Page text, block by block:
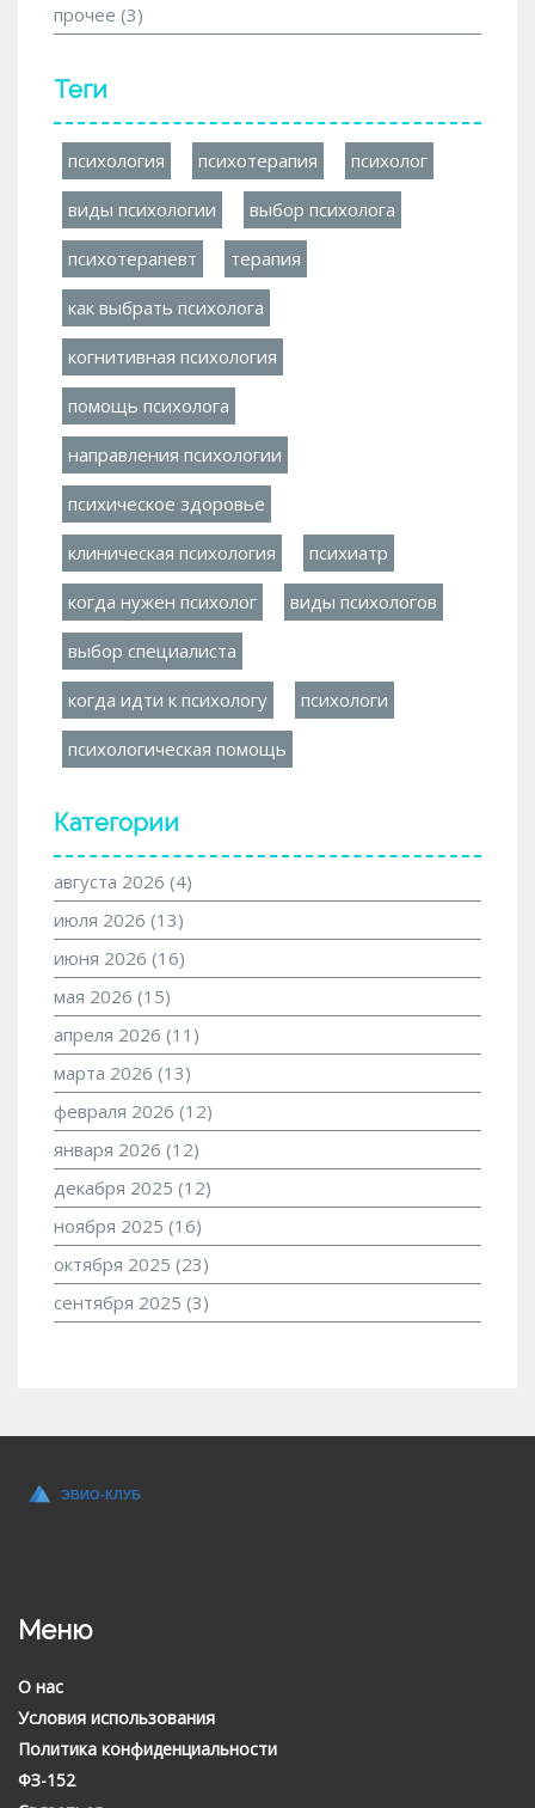
прочее (3)
Теги
психология психотерапия психолог
виды психологии выбор психолога
психотерапевт терапия
как выбрать психолога
когнитивная психология
помощь психолога
направления психологии
психическое здоровье
клиническая психология психиатр
когда нужен психолог виды психологов
выбор специалиста
когда идти к психологу психологи
психологическая помощь
Категории
августа 2026 (4)
июля 2026 (13)
июня 2026 (16)
мая 2026 (15)
апреля 2026 (11)
марта 2026 (13)
февраля 2026 (12)
января 2026 (12)
декабря 2025 (12)
ноября 2025 (16)
октября 2025 (23)
сентября 2025 (3)
Меню
О нас
Условия использования
Политика конфиденциальности
ФЗ-152